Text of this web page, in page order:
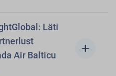
Läti
Air Balticu
add